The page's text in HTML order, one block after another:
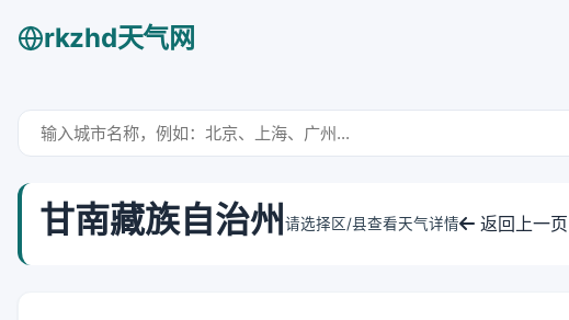
rkzhd天气网
甘南藏族自治州 请选择区/县查看天气详情 返回上一页